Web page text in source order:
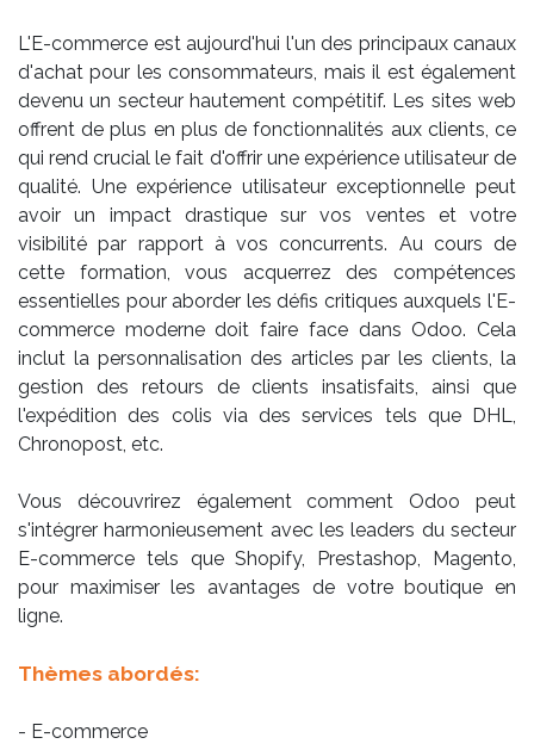
L'E-commerce est aujourd'hui l'un des principaux canaux
d'achat pour les consommateurs, mais il est également
devenu un secteur hautement compétitif. Les sites web
offrent de plus en plus de fonctionnalités aux clients, ce
qui rend crucial le fait d'offrir une expérience utilisateur de
qualité. Une expérience utilisateur exceptionnelle peut
avoir un impact drastique sur vos ventes et votre
visibilité par rapport à vos concurrents. Au cours de
cette formation, vous acquerrez des compétences
essentielles pour aborder les défis critiques auxquels l'E-
commerce moderne doit faire face dans Odoo. Cela
inclut la personnalisation des articles par les clients, la
gestion des retours de clients insatisfaits, ainsi que
l'expédition des colis via des services tels que DHL,
Chronopost, etc.
Vous découvrirez également comment Odoo peut
s'intégrer harmonieusement avec les leaders du secteur
E-commerce tels que Shopify, Prestashop, Magento,
pour maximiser les avantages de votre boutique en
ligne.
Thèmes abordés:
- E-commerce